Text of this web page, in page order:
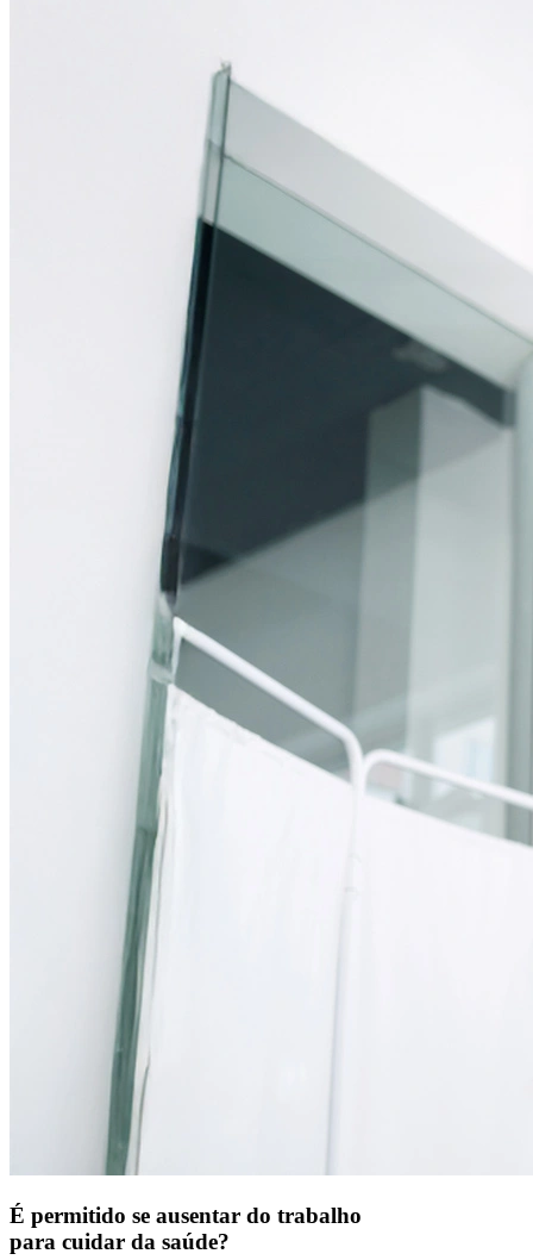
É permitido se ausentar do trabalho
para cuidar da saúde?